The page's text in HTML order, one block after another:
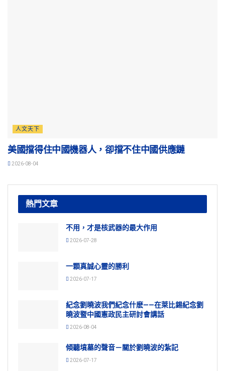
人文天下
美國擋得住中國機器人，卻擋不住中國供應鏈
2026-08-04
熱門文章
不用，才是核武器的最大作用
2026-07-28
一顆真誠心靈的勝利
2026-07-17
紀念劉曉波我們紀念什麽——在萊比錫紀念劉
曉波暨中國憲政民主研討會講話
2026-08-04
傾聽墳墓的聲音－關於劉曉波的紮記
2026-07-17